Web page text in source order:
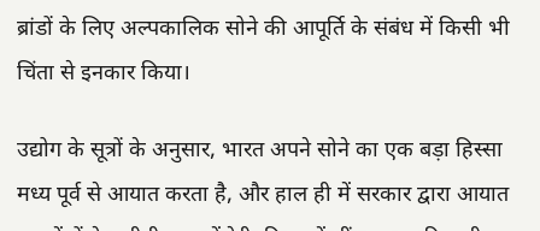
ब्रांडों के लिए अल्पकालिक सोने की आपूर्ति के संबंध में किसी भी
चिंता से इनकार किया।
उद्योग के सूत्रों के अनुसार, भारत अपने सोने का एक बड़ा हिस्सा
मध्य पूर्व से आयात करता है, और हाल ही में सरकार द्वारा आयात